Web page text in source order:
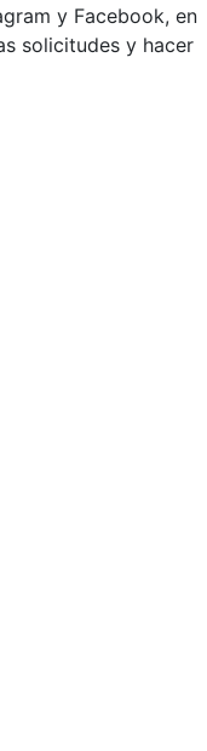
y Facebook, en
solicitudes y hacer